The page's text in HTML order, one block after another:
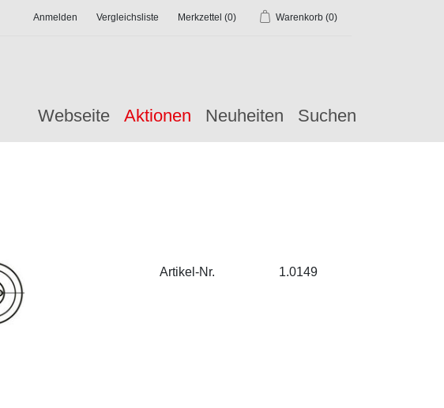
Anmelden Vergleichsliste Merkzettel (0) Warenkorb (0)
Webseite Aktionen Neuheiten Suchen
Artikel-Nr. 1.0149